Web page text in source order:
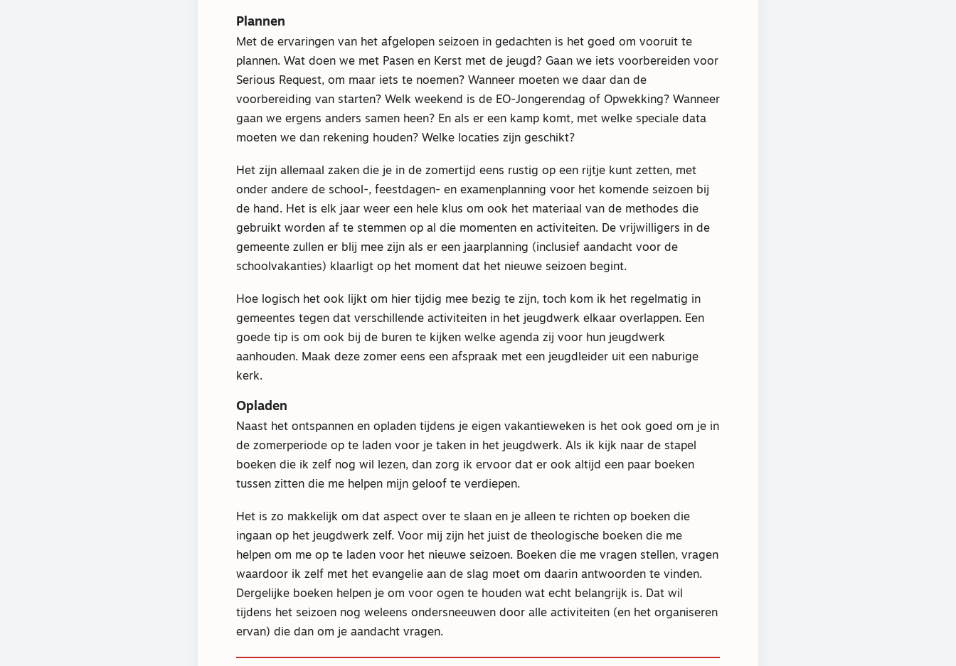
Plannen
Met de ervaringen van het afgelopen seizoen in gedachten is het goed om vooruit te
plannen. Wat doen we met Pasen en Kerst met de jeugd? Gaan we iets voorbereiden voor
Serious Request, om maar iets te noemen? Wanneer moeten we daar dan de
voorbereiding van starten? Welk weekend is de EO-Jongerendag of Opwekking? Wanneer
gaan we ergens anders samen heen? En als er een kamp komt, met welke speciale data
moeten we dan rekening houden? Welke locaties zijn geschikt?
Het zijn allemaal zaken die je in de zomertijd eens rustig op een rijtje kunt zetten, met
onder andere de school-, feestdagen- en examenplanning voor het komende seizoen bij
de hand. Het is elk jaar weer een hele klus om ook het materiaal van de methodes die
gebruikt worden af te stemmen op al die momenten en activiteiten. De vrijwilligers in de
gemeente zullen er blij mee zijn als er een jaarplanning (inclusief aandacht voor de
schoolvakanties) klaarligt op het moment dat het nieuwe seizoen begint.
Hoe logisch het ook lijkt om hier tijdig mee bezig te zijn, toch kom ik het regelmatig in
gemeentes tegen dat verschillende activiteiten in het jeugdwerk elkaar overlappen. Een
goede tip is om ook bij de buren te kijken welke agenda zij voor hun jeugdwerk
aanhouden. Maak deze zomer eens een afspraak met een jeugdleider uit een naburige
kerk.
Opladen
Naast het ontspannen en opladen tijdens je eigen vakantieweken is het ook goed om je in
de zomerperiode op te laden voor je taken in het jeugdwerk. Als ik kijk naar de stapel
boeken die ik zelf nog wil lezen, dan zorg ik ervoor dat er ook altijd een paar boeken
tussen zitten die me helpen mijn geloof te verdiepen.
Het is zo makkelijk om dat aspect over te slaan en je alleen te richten op boeken die
ingaan op het jeugdwerk zelf. Voor mij zijn het juist de theologische boeken die me
helpen om me op te laden voor het nieuwe seizoen. Boeken die me vragen stellen, vragen
waardoor ik zelf met het evangelie aan de slag moet om daarin antwoorden te vinden.
Dergelijke boeken helpen je om voor ogen te houden wat echt belangrijk is. Dat wil
tijdens het seizoen nog weleens ondersneeuwen door alle activiteiten (en het organiseren
ervan) die dan om je aandacht vragen.